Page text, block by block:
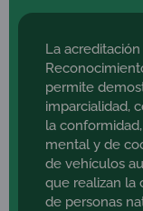
9001:2015:
de riesgo.
Experiencia en
partir de la
de acreditación.
Vinculado a
profesional de
de Centros de
Coordinador
La
permite
imparcialidad,
la
mental y de
de vehículos
que realizan la
de personas